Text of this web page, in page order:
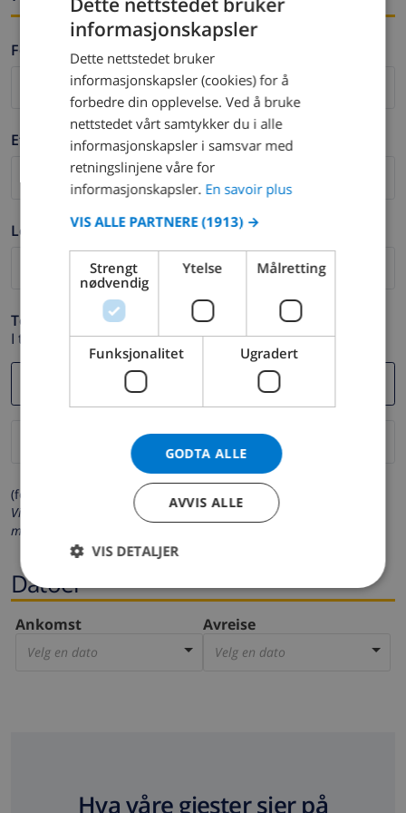
Fornavn *
Etternavn *
Logg ut *
Telefon *
I tilfelle din e-postadresse ikke fungerer.
(felter merket med * må fylles ut)
Vi respekterer ditt personvern. Dine personalia vil aldri bli delt
med andre.
Datoer
Ankomst
Velg en dato
Avreise
Velg en dato
Hva våre gjester sier på
SPANISH
GERMAN
CATALAN
NORWEGIAN
informasjonskapsler
Dette nettstedet bruker
informasjonskapsler (cookies) for å
forbedre din opplevelse. Ved å bruke
nettstedet vårt samtykker du i alle
informasjonskapsler i samsvar med
retningslinjene våre for
informasjonskapsler. En savoir plus
VIS ALLE PARTNERE (1913) →
Strengt
nødvendig
Ytelse Målretting
Funksjonalitet Ugradert
GODTA ALLE
AVVIS ALLE
VIS DETALJER